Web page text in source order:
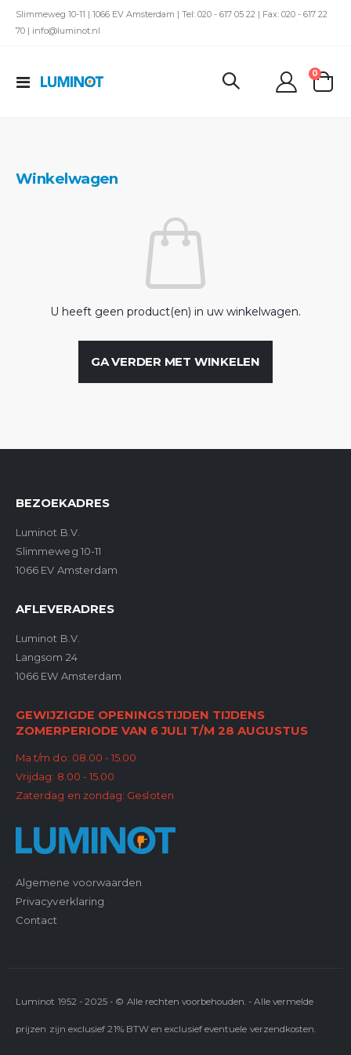
Slimmeweg 10-11 | 1066 EV Amsterdam | Tel: 020 - 617 05 22 | Fax: 020 - 617 22
70 | info@luminot.nl
Toggle
kar
0
Winkelwagen
U heeft geen product(en) in uw winkelwagen.
GA VERDER MET WINKELEN
BEZOEKADRES
Luminot B.V.
Slimmeweg 10-11
1066 EV Amsterdam
AFLEVERADRES
Luminot B.V.
Langsom 24
1066 EW Amsterdam
GEWIJZIGDE OPENINGSTIJDEN TIJDENS
ZOMERPERIODE VAN 6 JULI T/M 28 AUGUSTUS
Ma t/m do: 08.00 - 15.00
Vrijdag: 8.00 - 15.00
Zaterdag en zondag: Gesloten
Algemene voorwaarden
Privacyverklaring
Contact
Luminot 1952 - 2025 - © Alle rechten voorbehouden. - Alle vermelde
prijzen zijn exclusief 21% BTW en exclusief eventuele verzendkosten.